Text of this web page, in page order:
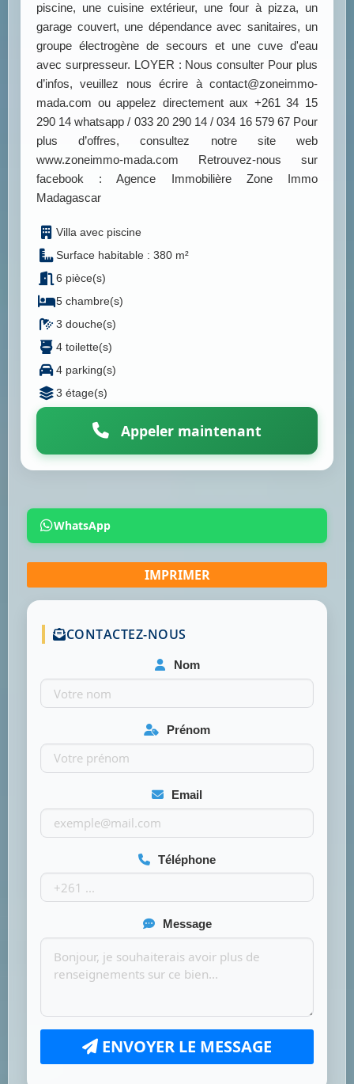
piscine, une cuisine extérieur, une four à pizza, un
garage couvert, une dépendance avec sanitaires, un
groupe électrogène de secours et une cuve d'eau
avec surpresseur. LOYER : Nous consulter Pour plus
d’infos, veuillez nous écrire à contact@zoneimmo-
mada.com ou appelez directement aux +261 34 15
290 14 whatsapp / 033 20 290 14 / 034 16 579 67 Pour
plus d’offres, consultez notre site web
www.zoneimmo-mada.com Retrouvez-nous sur
facebook : Agence Immobilière Zone Immo
Madagascar
Villa avec piscine
Surface habitable : 380 m²
6 pièce(s)
5 chambre(s)
3 douche(s)
4 toilette(s)
4 parking(s)
3 étage(s)
Appeler maintenant
WhatsApp
CONTACTEZ-NOUS
Nom
Prénom
Email
Téléphone
Message
ENVOYER LE MESSAGE